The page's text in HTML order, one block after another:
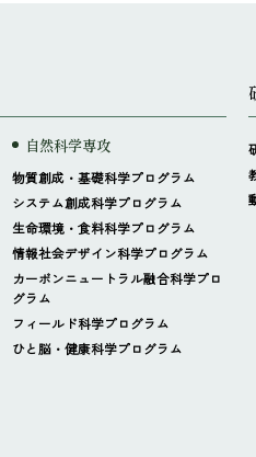
自然科学専攻
物質創成・基礎科学プログラム
システム創成科学プログラム
生命環境・食料科学プログラム
情報社会デザイン科学プログラム
カーボンニュートラル融合科学プロ
グラム
フィールド科学プログラム
ひと脳・健康科学プログラム